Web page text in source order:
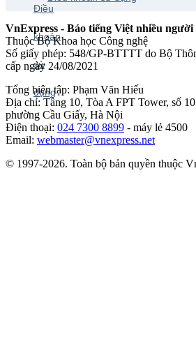
VnExpress - Báo tiếng Việt nhiều người
Thuộc Bộ Khoa học Công nghệ
Số giấy phép: 548/GP-BTTTT do Bộ
cấp ngày 24/08/2021
Tổng biên tập: Phạm Văn Hiếu
Địa chỉ: Tầng 10, Tòa A FPT Tower, số
phường Cầu Giấy, Hà Nội
Điện thoại: 024 7300 8899 - máy lẻ 4500
Email: webmaster@vnexpress.net
© 1997-2026. Toàn bộ bản quyền thuộc